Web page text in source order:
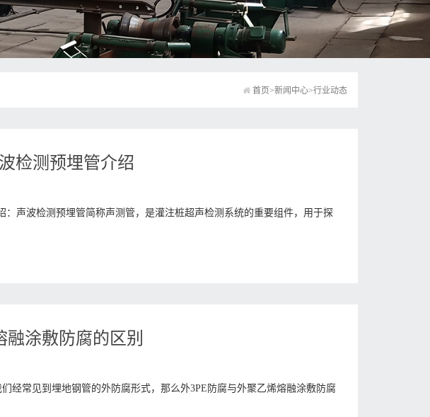
首页>新闻中心>行业动态
检测预埋管介绍
：声波检测预埋管简称声测管，是灌注桩超声检测系统的重要组件，用于探
融涂敷防腐的区别
经常见到埋地钢管的外防腐形式，那么外3PE防腐与外聚乙烯熔融涂敷防腐